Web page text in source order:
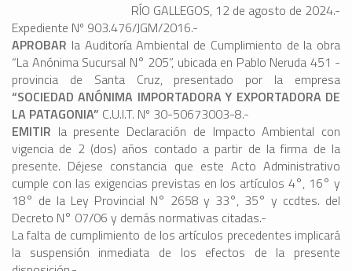
RÍO GALLEGOS, 12 de agosto de 2024.-
Expediente Nº 903.476/JGM/2016.-
APROBAR la Auditoría Ambiental de Cumplimiento de la obra
“La Anónima Sucursal N° 205”, ubicada en Pablo Neruda 451 -
provincia de Santa Cruz, presentado por la empresa
“SOCIEDAD ANÓNIMA IMPORTADORA Y EXPORTADORA DE
LA PATAGONIA” C.U.I.T. Nº 30-50673003-8.-
EMITIR la presente Declaración de Impacto Ambiental con
vigencia de 2 (dos) años contado a partir de la firma de la
presente. Déjese constancia que este Acto Administrativo
cumple con las exigencias previstas en los artículos 4°, 16° y
18° de la Ley Provincial N° 2658 y 33°, 35° y ccdtes. del
Decreto N° 07/06 y demás normativas citadas.-
La falta de cumplimiento de los artículos precedentes implicará
la suspensión inmediata de los efectos de la presente